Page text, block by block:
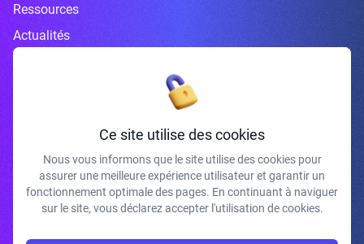
Ressources
Actualités
Inscrivez-vous à la newsletter
J'accepte de recevoir vos e-mails et confirme avoir pris connaissance de
votre politique de confidentialité et mentions légales.
Ce site utilise des cookies
Nous vous informons que le site utilise des cookies pour
assurer une meilleure expérience utilisateur et garantir un
fonctionnement optimale des pages. En continuant à naviguer
sur le site, vous déclarez accepter l'utilisation de cookies.